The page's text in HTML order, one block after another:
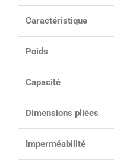
Caractéristique
Poids
Capacité
Dimensions pliées
Imperméabilité